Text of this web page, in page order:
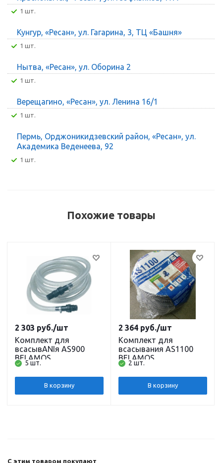
1 шт.
Кунгур, «Ресан», ул. Гагарина, 3, ТЦ «Башня»
1 шт.
Нытва, «Ресан», ул. Оборина 2
1 шт.
Верещагино, «Ресан», ул. Ленина 16/1
1 шт.
Пермь, Орджоникидзевский район, «Ресан», ул.
Академика Веденеева, 92
1 шт.
Похожие товары
Комплект для
всасывANIя AS900
BELAMOS
5 шт.
2 303 руб./шт
В корзину
Комплект для
всасывания AS1100
BELAMOS
2 шт.
2 364 руб./шт
В корзину
С этим товаром покупают